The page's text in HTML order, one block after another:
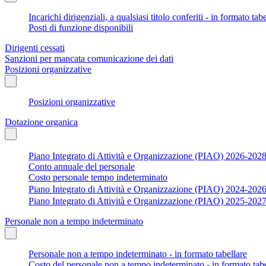
Incarichi dirigenziali, a qualsiasi titolo conferiti - in formato
Posti di funzione disponibili
Dirigenti cessati
Sanzioni per mancata comunicazione dei dati
Posizioni organizzative
Posizioni organizzative
Dotazione organica
Piano Integrato di Attività e Organizzazione (PIAO) 2026-2028
Conto annuale del personale
Costo personale tempo indeterminato
Piano Integrato di Attività e Organizzazione (PIAO) 2024-2026
Piano Integrato di Attività e Organizzazione (PIAO) 2025-2027
Personale non a tempo indeterminato
Personale non a tempo indeterminato - in formato tabellare